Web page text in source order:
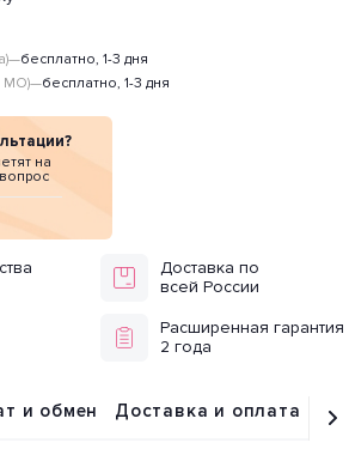
—бесплатно, 1-3 дня
МО)—бесплатно, 1-3 дня
на
Доставка по
всей России
Расширенная гарантия
2 года
и обмен Доставка и оплата